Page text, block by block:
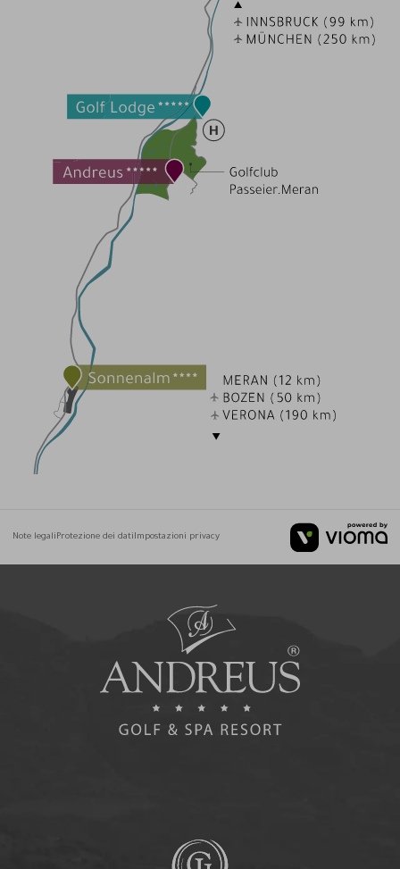
Note legaliProtezione dei datiImpostazioni privacy